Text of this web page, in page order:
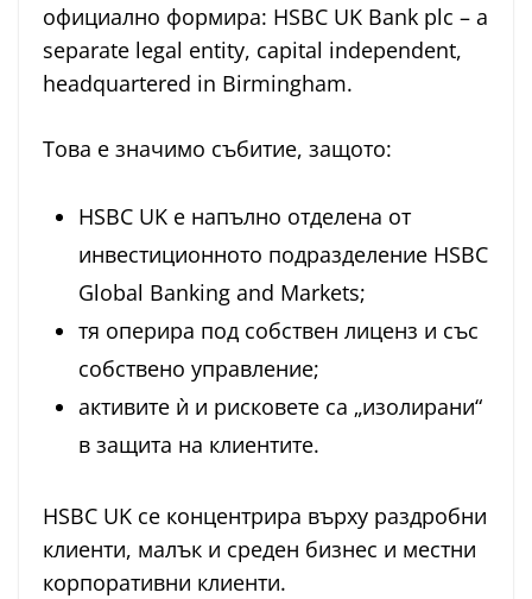
официално формира: HSBC UK Bank plc – a
separate legal entity, capital independent,
headquartered in Birmingham.
Това е значимо събитие, защото:
HSBC UK е напълно отделена от
инвестиционното подразделение HSBC
Global Banking and Markets;
тя оперира под собствен лиценз и със
собствено управление;
активите ѝ и рисковете са „изолирани“
в защита на клиентите.
HSBC UK се концентрира върху раздрoбни
клиенти, малък и среден бизнес и местни
корпоративни клиенти.